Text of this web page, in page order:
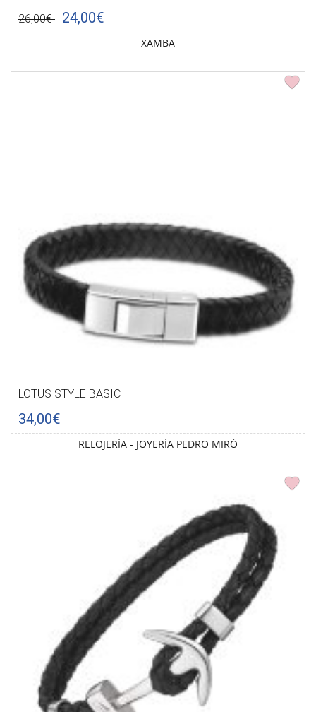
26,00€ 24,00€
XAMBA
LOTUS STYLE BASIC
34,00€
RELOJERÍA - JOYERÍA PEDRO MIRÓ